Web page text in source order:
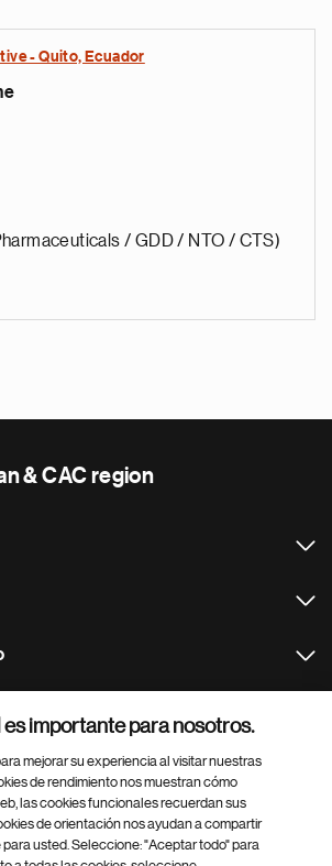
- Quito, Ecuador
/ GDD / NTO / CTS)
& CAC region
importante para nosotros.
mejorar su experiencia al visitar nuestras
de rendimiento nos muestran cómo
las cookies funcionales recuerdan sus
de orientación nos ayudan a compartir
usted. Seleccione: "Aceptar todo" para